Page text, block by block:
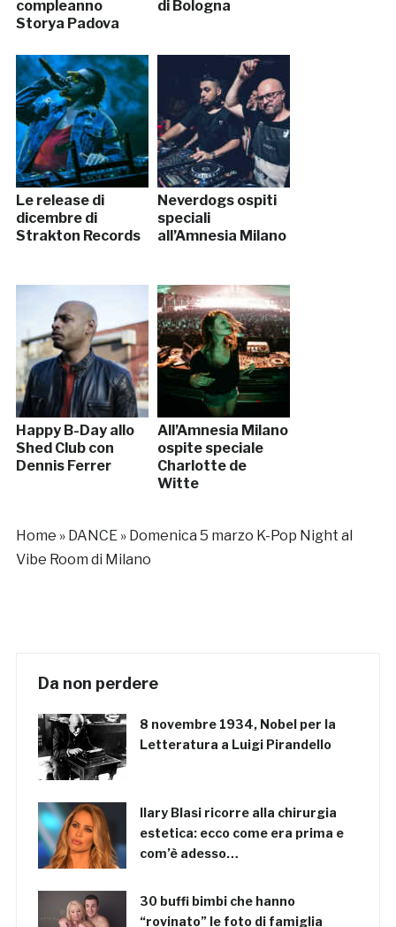
compleanno
Storya Padova
di Bologna
Le release di
dicembre di
Strakton Records
Neverdogs ospiti
speciali
all’Amnesia Milano
Happy B-Day allo
Shed Club con
Dennis Ferrer
All’Amnesia Milano
ospite speciale
Charlotte de
Witte
Home » DANCE» Domenica 5 marzo K-Pop Night al
Vibe Room di Milano
Da non perdere
8 novembre 1934, Nobel per la
Letteratura a Luigi Pirandello
Ilary Blasi ricorre alla chirurgia
estetica: ecco come era prima e
com’è adesso…
30 buffi bimbi che hanno
“rovinato” le foto di famiglia